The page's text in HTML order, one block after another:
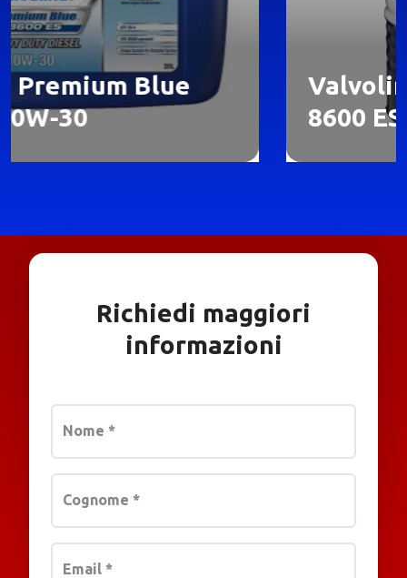
Blue
Valvoline
8600 ES 15W-40
Richiedi maggiori
informazioni
Nome *
Cognome *
Email *